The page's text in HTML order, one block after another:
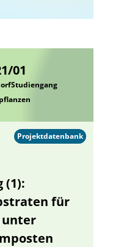
01
(1):
für
unter
Projektdatenbank